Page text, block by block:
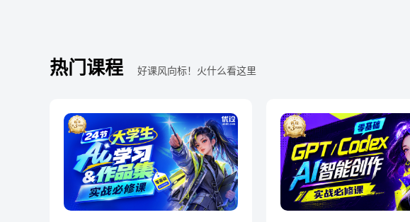
热门课程 好课风向标！火什么看这里